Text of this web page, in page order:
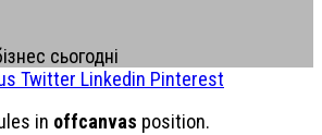
сьогодні
Twitter Linkedin Pinterest
in offcanvas position.